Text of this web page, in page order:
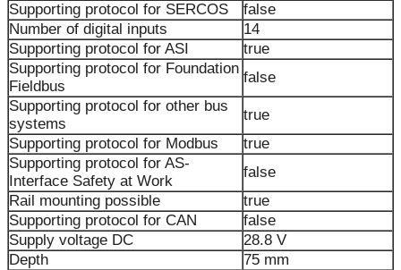
Supporting protocol for SERCOS
false
Number of digital inputs
14
Supporting protocol for ASI
true
Supporting protocol for Foundation
Fieldbus
false
Supporting protocol for other bus
systems
true
Supporting protocol for Modbus
true
Supporting protocol for AS-
Interface Safety at Work
false
Rail mounting possible
true
Supporting protocol for CAN
false
Supply voltage DC
28.8 V
Depth
75 mm